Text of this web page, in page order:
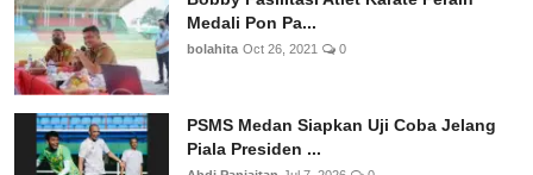
Medali Pon Pa...
bolahita Oct 26, 2021 0
PSMS Medan Siapkan Uji Coba Jelang
Piala Presiden ...